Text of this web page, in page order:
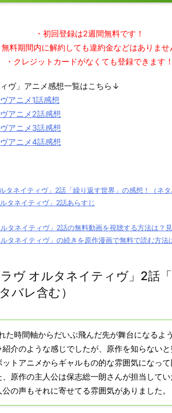
・初回登録は2週間無料です！
無料期間内に解約しても違約金などはありませ
・クレジットカードがなくても登録できます！
ヴ」アニメ感想一覧はこちら↓
アニメ1話感想
アニメ2話感想
アニメ3話感想
アニメ4話感想
タネイティヴ」2話「繰り返す世界」の感想！（ネタ
タネイティヴ」2話あらすじ
タネイティヴ」2話の無料動画を視聴する方法は？
タネイティヴ」の続きを原作漫画で無料で読む方法
ヴ オルタネイティヴ」2話「
バレ含む）
た時間軸からだいぶ飛んだ先が舞台になるよ
紹介のような感じでしたが、原作を知らない
ットアニメからギャルもの的な雰囲気になって
原作の主人公は保志総一朗さんが担当してい
の声もそれに寄せてる雰囲気がありました。